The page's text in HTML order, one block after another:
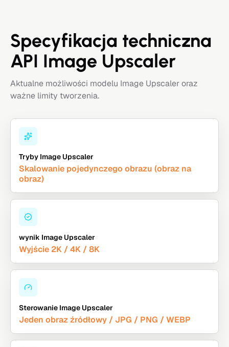
Specyfikacja techniczna
API Image Upscaler
Aktualne możliwości modelu Image Upscaler oraz
ważne limity tworzenia.
Tryby Image Upscaler
Skalowanie pojedynczego obrazu (obraz na
obraz)
wynik Image Upscaler
Wyjście 2K / 4K / 8K
Sterowanie Image Upscaler
Jeden obraz źródłowy / JPG / PNG / WEBP